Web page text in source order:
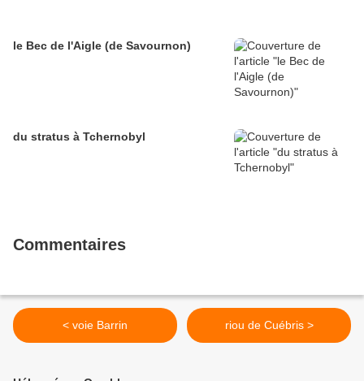
le Bec de l'Aigle (de Savournon)
du stratus à Tchernobyl
Commentaires
< voie Barrin riou de Cuébris >